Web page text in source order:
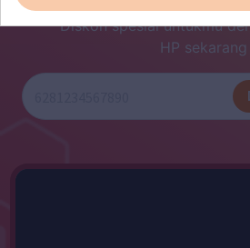
Diskon spesial untukmu
HP sekarang